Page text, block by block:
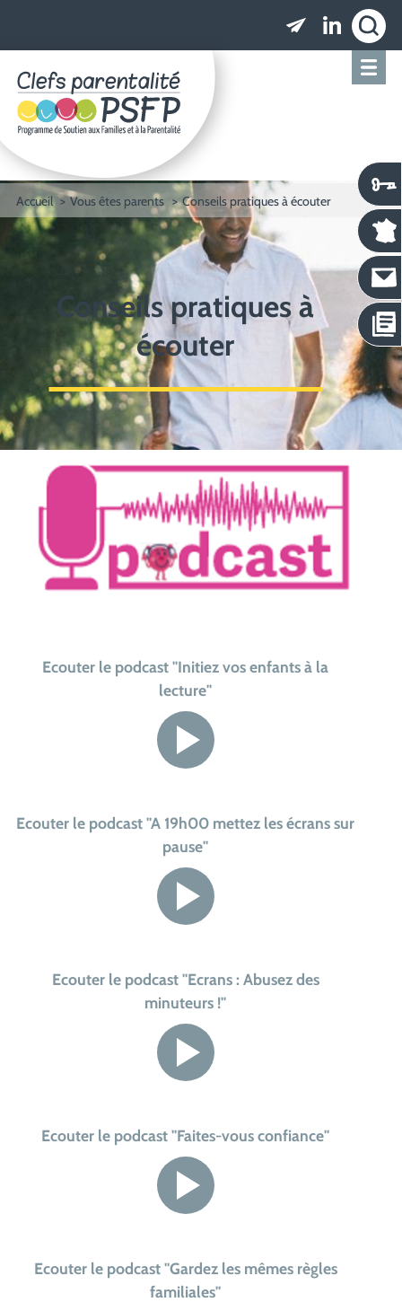
Clefs parentalité PSFP - Programme de
Accueil Vous êtes parents Conseils pratiques à écouter
Conseils pratiques à
écouter
Ecouter le podcast "Initiez vos enfants à la
lecture"
Ecouter le podcast "A 19h00 mettez les écrans sur
pause"
Ecouter le podcast "Ecrans : Abusez des
minuteurs !"
Ecouter le podcast "Faites-vous confiance"
Ecouter le podcast "Gardez les mêmes règles
familiales"